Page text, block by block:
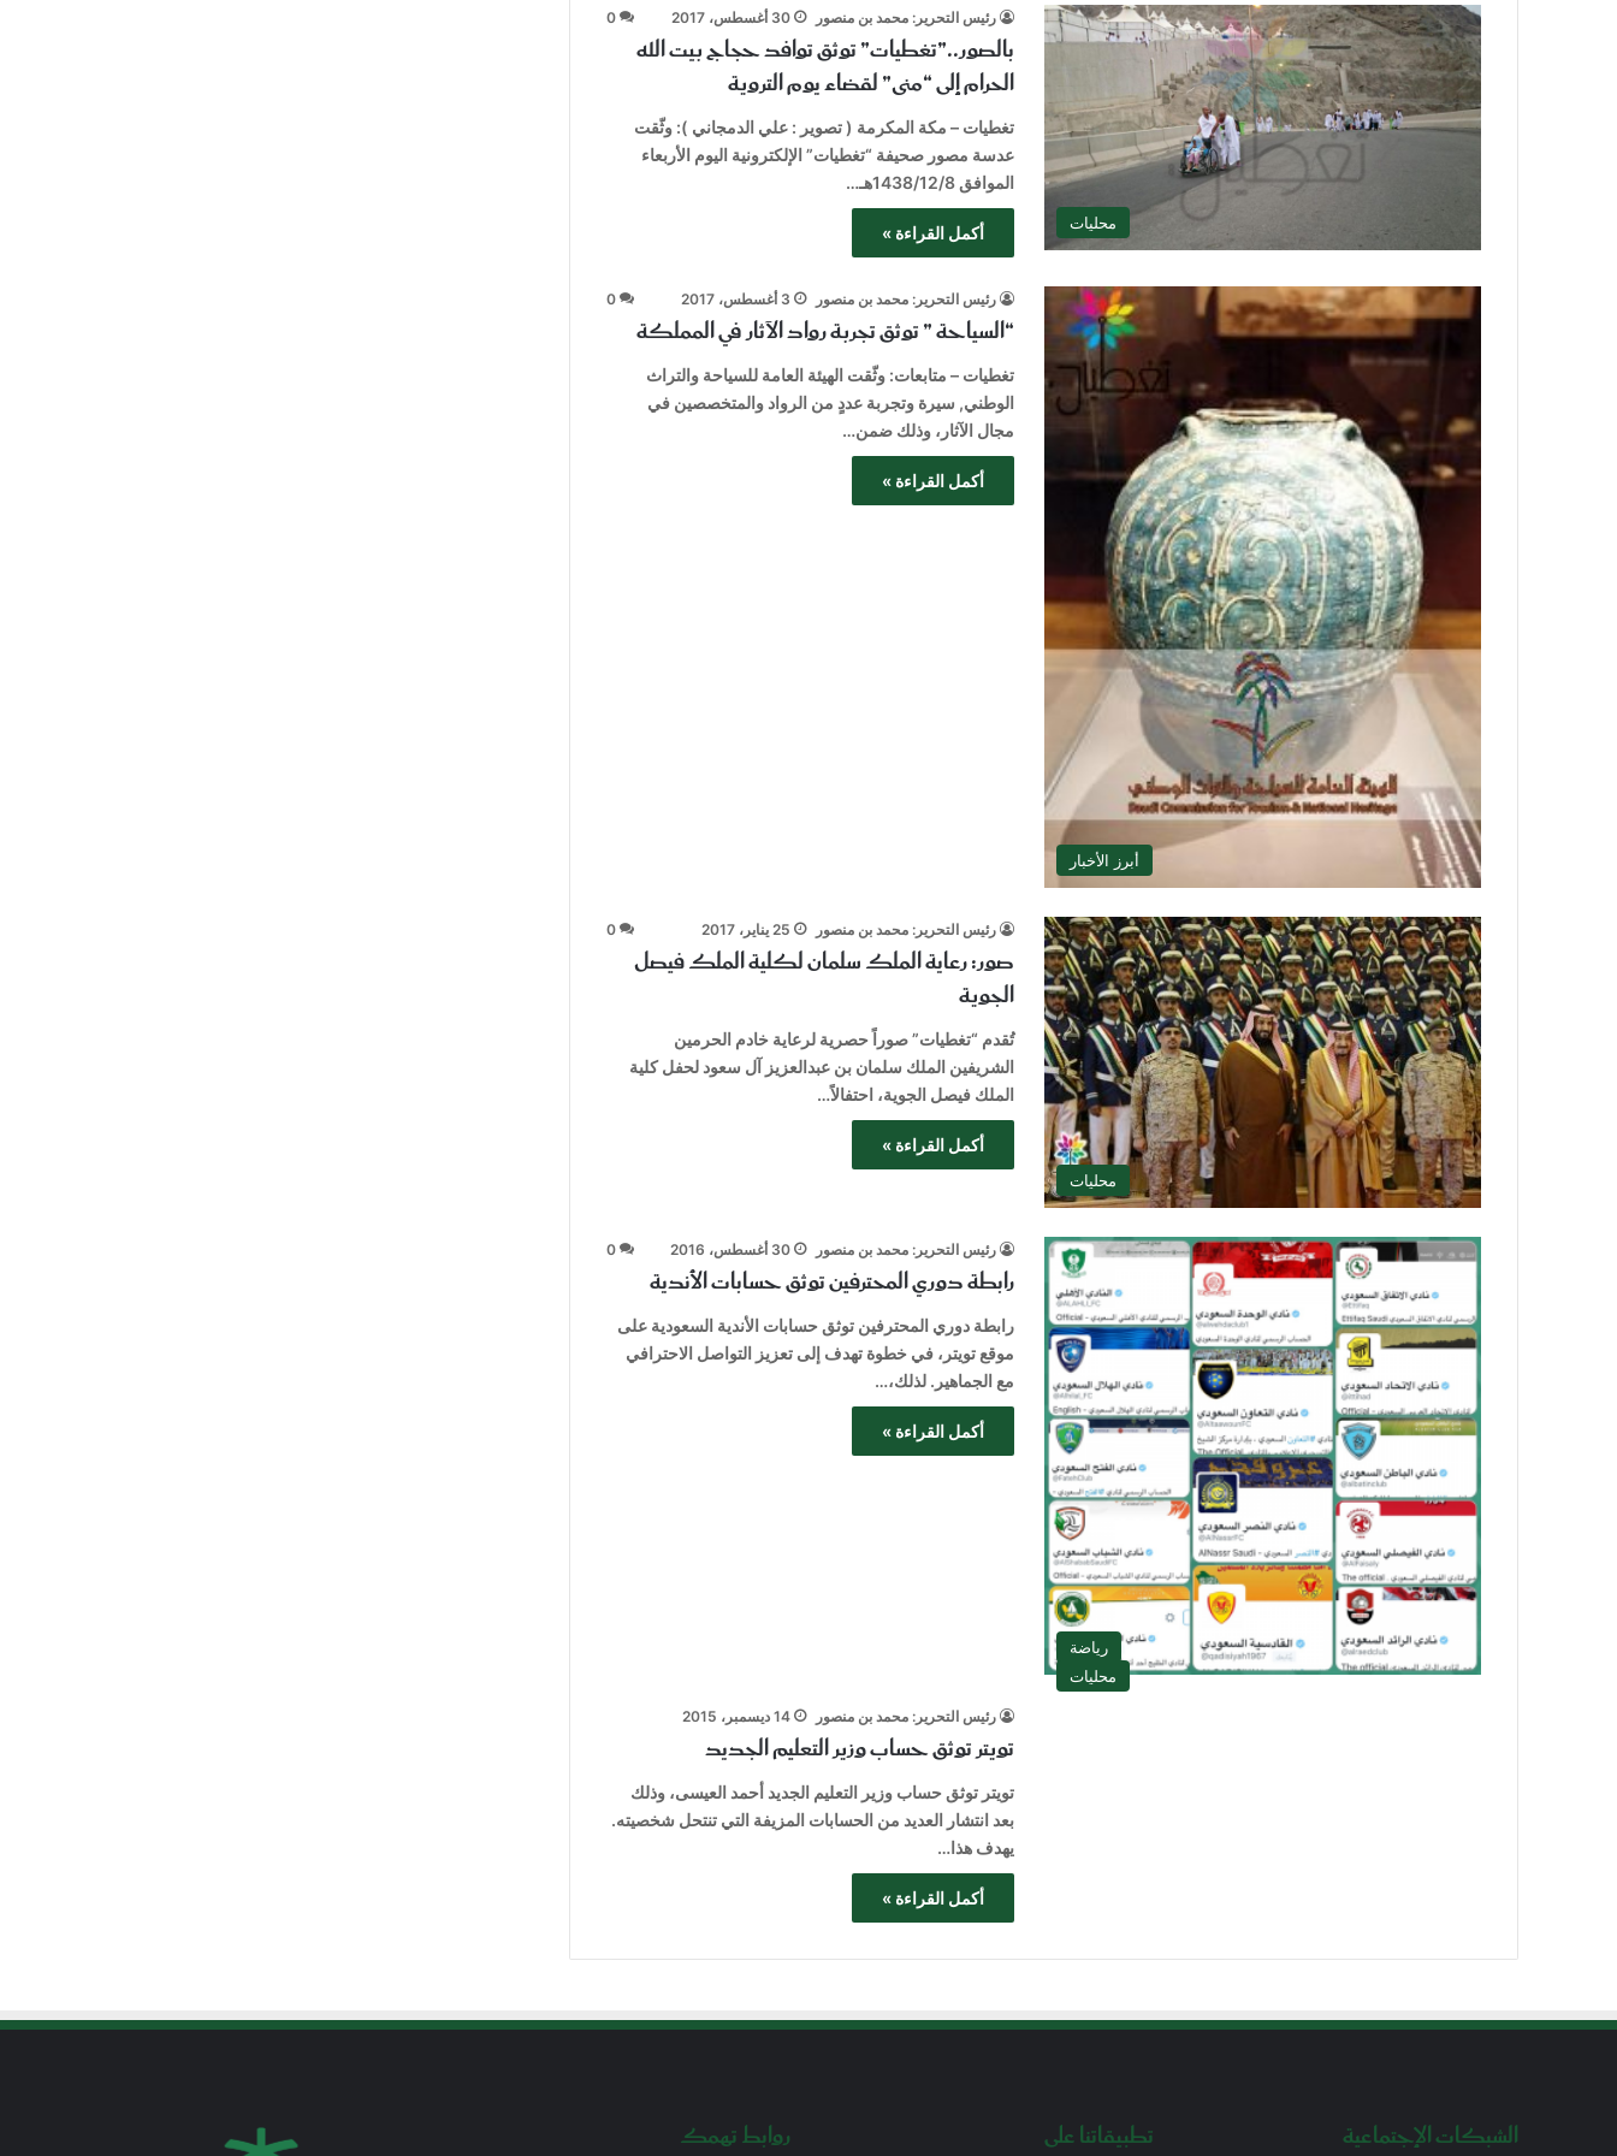
محليات
رئيس التحرير: محمد بن منصور 30 أغسطس، 2017 0
بالصور..”تغطيات” توثق توافد حجاج بيت الله
الحرام إلى “منى” لقضاء يوم التروية
تغطيات – مكة المكرمة ( تصوير : علي الدمجاني ): وثّقت
عدسة مصور صحيفة “تغطيات” الإلكترونية اليوم الأربعاء
الموافق 1438/12/8هـ…
أكمل القراءة »
أبرز الأخبار
رئيس التحرير: محمد بن منصور 3 أغسطس، 2017 0
“السياحة ” توثق تجربة رواد الآثار في المملكة
تغطيات – متابعات: وثّقت الهيئة العامة للسياحة والتراث
الوطني, سيرة وتجربة عددٍ من الرواد والمتخصصين في
مجال الآثار، وذلك ضمن…
أكمل القراءة »
محليات
رئيس التحرير: محمد بن منصور 25 يناير، 2017 0
صور: رعاية الملك سلمان لكلية الملك فيصل
الجوية
تُقدم “تغطيات” صوراً حصرية لرعاية خادم الحرمين
الشريفين الملك سلمان بن عبدالعزيز آل سعود لحفل كلية
الملك فيصل الجوية، احتفالاً…
أكمل القراءة »
رياضة
رئيس التحرير: محمد بن منصور 30 أغسطس، 2016 0
رابطة دوري المحترفين توثق حسابات الأندية
رابطة دوري المحترفين توثق حسابات الأندية السعودية على
موقع تويتر، في خطوة تهدف إلى تعزيز التواصل الاحترافي
مع الجماهير. لذلك،…
أكمل القراءة »
محليات
رئيس التحرير: محمد بن منصور 14 ديسمبر، 2015
تويتر توثق حساب وزير التعليم الجديد
تويتر توثق حساب وزير التعليم الجديد أحمد العيسى، وذلك
بعد انتشار العديد من الحسابات المزيفة التي تنتحل شخصيته.
يهدف هذا…
أكمل القراءة »
الشبكات الإجتماعية تطبيقاتنا على روابط تهمك